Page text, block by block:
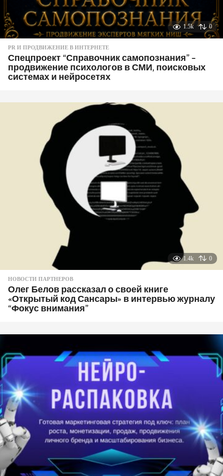
1.5k 0
PR И ПРОДВИЖЕНИЕ В ИНТЕРНЕТЕ
Спецпроект “Справочник самопознания” –
продвижение психологов в СМИ, поисковых
системах и нейросетях
1.4k 0
НОВОСТИ ПАРТНЕРОВ
Олег Белов рассказал о своей книге
«Открытый код Сансары» в интервью журналу
“Фокус внимания”